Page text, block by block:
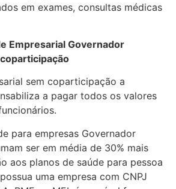
em exames, consultas médicas
Empresarial Governador
sem coparticipação a
a pagar todos os valores
para empresas Governador
ser em média de 30% mais
aos planos de saúde para pessoa
uma empresa com CNPJ